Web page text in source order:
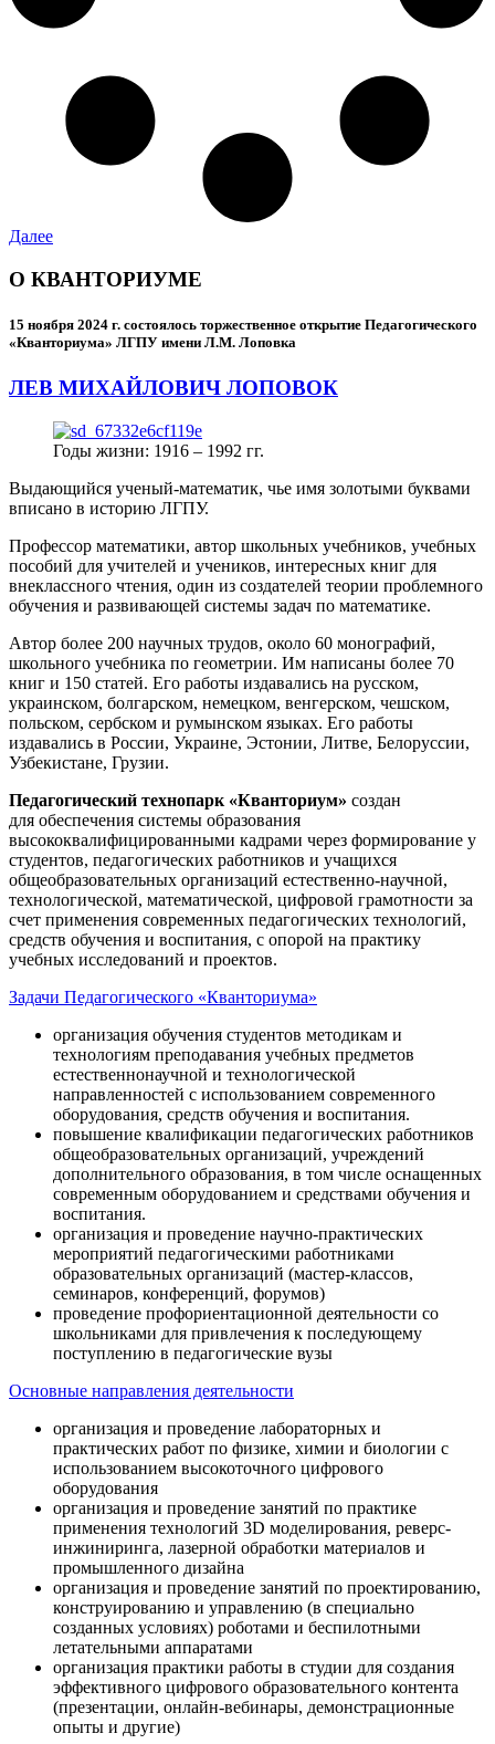
Далее
О КВАНТОРИУМЕ
15 ноября 2024 г. состоялось торжественное открытие Педагогического
«Кванториума» ЛГПУ имени Л.М. Лоповка
ЛЕВ МИХАЙЛОВИЧ ЛОПОВОК
Годы жизни: 1916 – 1992 гг.
Выдающийся ученый-математик, чье имя золотыми буквами
вписано в историю ЛГПУ.
Профессор математики, автор школьных учебников, учебных
пособий для учителей и учеников, интересных книг для
внеклассного чтения, один из создателей теории проблемного
обучения и развивающей системы задач по математике.
Автор более 200 научных трудов, около 60 монографий,
школьного учебника по геометрии. Им написаны более 70
книг и 150 статей. Его работы издавались на русском,
украинском, болгарском, немецком, венгерском, чешском,
польском, сербском и румынском языках. Его работы
издавались в России, Украине, Эстонии, Литве, Белоруссии,
Узбекистане, Грузии.
Педагогический технопарк «Кванториум» создан
для обеспечения системы образования
высококвалифицированными кадрами через формирование у
студентов, педагогических работников и учащихся
общеобразовательных организаций естественно-научной,
технологической, математической, цифровой грамотности за
счет применения современных педагогических технологий,
средств обучения и воспитания, с опорой на практику
учебных исследований и проектов.
Задачи Педагогического «Кванториума»
организация обучения студентов методикам и
технологиям преподавания учебных предметов
естественнонаучной и технологической
направленностей с использованием современного
оборудования, средств обучения и воспитания.
повышение квалификации педагогических работников
общеобразовательных организаций, учреждений
дополнительного образования, в том числе оснащенных
современным оборудованием и средствами обучения и
воспитания.
организация и проведение научно-практических
мероприятий педагогическими работниками
образовательных организаций (мастер-классов,
семинаров, конференций, форумов)
проведение профориентационной деятельности со
школьниками для привлечения к последующему
поступлению в педагогические вузы
Основные направления деятельности
организация и проведение лабораторных и
практических работ по физике, химии и биологии с
использованием высокоточного цифрового
оборудования
организация и проведение занятий по практике
применения технологий 3D моделирования, реверс-
инжиниринга, лазерной обработки материалов и
промышленного дизайна
организация и проведение занятий по проектированию,
конструированию и управлению (в специально
созданных условиях) роботами и беспилотными
летательными аппаратами
организация практики работы в студии для создания
эффективного цифрового образовательного контента
(презентации, онлайн-вебинары, демонстрационные
опыты и другие)